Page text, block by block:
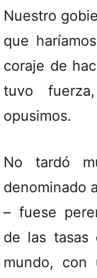
Nuestro
que
coraje de
tuvo
opusimos.
No tardó
denominado
– fuese
de las tasas
mundo, con